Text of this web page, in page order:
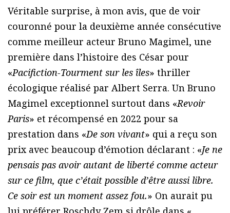
Véritable surprise, à mon avis, que de voir
couronné pour la deuxième année consécutive
comme meilleur acteur Bruno Magimel, une
première dans l’histoire des César pour
«Pacifiction-Tourment sur les îles» thriller
écologique réalisé par Albert Serra. Un Bruno
Magimel exceptionnel surtout dans «Revoir
Paris» et récompensé en 2022 pour sa
prestation dans «De son vivant» qui a reçu son
prix avec beaucoup d’émotion déclarant : «Je ne
pensais pas avoir autant de liberté comme acteur
sur ce film, que c’était possible d’être aussi libre.
Ce soir est un moment assez fou.» On aurait pu